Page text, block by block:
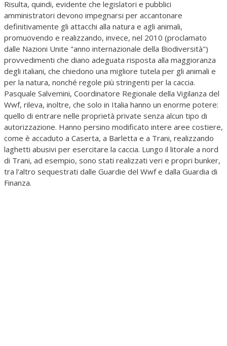
Risulta, quindi, evidente che legislatori e pubblici
amministratori devono impegnarsi per accantonare
definitivamente gli attacchi alla natura e agli animali,
promuovendo e realizzando, invece, nel 2010 (proclamato
dalle Nazioni Unite "anno internazionale della Biodiversità")
provvedimenti che diano adeguata risposta alla maggioranza
degli italiani, che chiedono una migliore tutela per gli animali e
per la natura, nonché regole più stringenti per la caccia.
Pasquale Salvemini, Coordinatore Regionale della Vigilanza del
Wwf, rileva, inoltre, che solo in Italia hanno un enorme potere:
quello di entrare nelle proprietà private senza alcun tipo di
autorizzazione. Hanno persino modificato intere aree costiere,
come è accaduto a Caserta, a Barletta e a Trani, realizzando
laghetti abusivi per esercitare la caccia. Lungo il litorale a nord
di Trani, ad esempio, sono stati realizzati veri e propri bunker,
tra l'altro sequestrati dalle Guardie del Wwf e dalla Guardia di
Finanza.